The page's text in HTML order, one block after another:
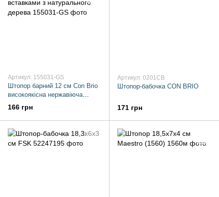
Артикул: 155031-GS
Штопор барний 12 см Con Brio
високоякісна нержавіюча
сталь із вставками з
натурального дерева
166 грн
Артикул: 0201CB
Штопор-бабочка CON BRIO
171 грн